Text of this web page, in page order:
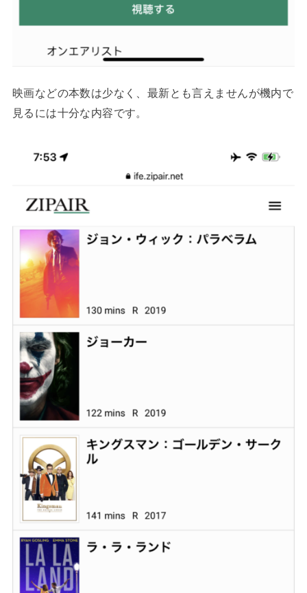
映画などの本数は少なく、最新とも言えませんが機内で
見るには十分な内容です。